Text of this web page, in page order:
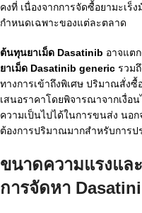
คงที่ เนื่องจากการจัดซื้อยามะเร็
กำหนดเฉพาะของแต่ละตลาด
ต้นทุนยาเม็ด Dasatinib อาจแต
ยาเม็ด Dasatinib generic รวม
ทางการเข้าถึงพิเศษ ปริมาณสั่ง
เสนอราคาโดยพิจารณาจากเงื่
ความเป็นไปได้ในการขนส่ง นอ
ต้องการปริมาณมากสำหรับการป
ขนาดความแรงแ
การจัดหา